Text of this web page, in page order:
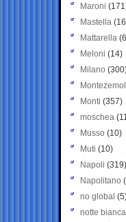
Maroni
Mastella
Mattarella
Meloni (14)
Milano
Monti (357)
moschea
Musso (10)
Muti (10)
Napoli (319)
Napolitano
no global
notte bianca